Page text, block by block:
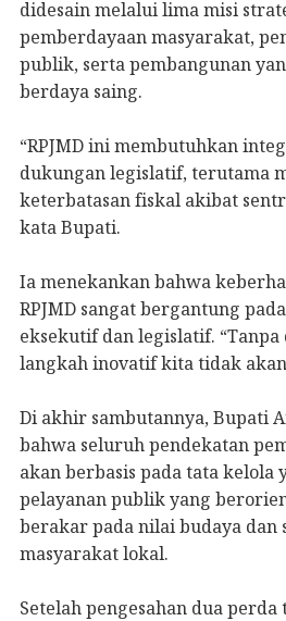
didesain melalui lima misi
pemberdayaan masyarakat,
publik, serta pembangunan
berdaya saing.
“RPJMD ini membutuhkan
dukungan legislatif, terutama
keterbatasan fiskal akibat
kata Bupati.
Ia menekankan bahwa
RPJMD sangat bergantung
eksekutif dan legislatif. “Tanpa
langkah inovatif kita tidak
Di akhir sambutannya, Bupati
bahwa seluruh pendekatan
akan berbasis pada tata kelola
pelayanan publik yang
berakar pada nilai budaya dan
masyarakat lokal.
Setelah pengesahan dua